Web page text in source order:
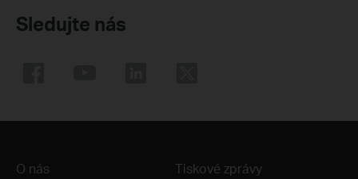
Sledujte nás
O nás Tiskové zprávy